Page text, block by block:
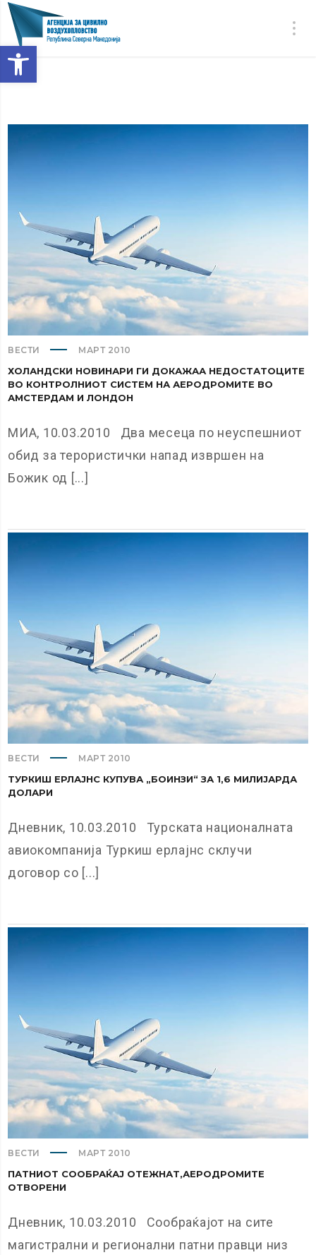
Open toolbar
ВЕСТИ МАРТ 2010
ХОЛАНДСКИ НОВИНАРИ ГИ ДОКАЖАА НЕДОСТАТОЦИТЕ
ВО КОНТРОЛНИОТ СИСТЕМ НА АЕРОДРОМИТЕ ВО
АМСТЕРДАМ И ЛОНДОН
МИА, 10.03.2010 Два месеца по неуспешниот
обид за терористички напад извршен на
Божик од [...]
ВЕСТИ МАРТ 2010
ТУРКИШ ЕРЛАЈНС КУПУВА „БОИНЗИ“ ЗА 1,6 МИЛИЈАРДА
ДОЛАРИ
Дневник, 10.03.2010 Турската националната
авиокомпанија Туркиш ерлајнс склучи
договор со [...]
ВЕСТИ МАРТ 2010
ПАТНИОТ СООБРАЌАЈ ОТЕЖНАТ,АЕРОДРОМИТЕ
ОТВОРЕНИ
Дневник, 10.03.2010 Сообраќајот на сите
магистрални и регионални патни правци низ